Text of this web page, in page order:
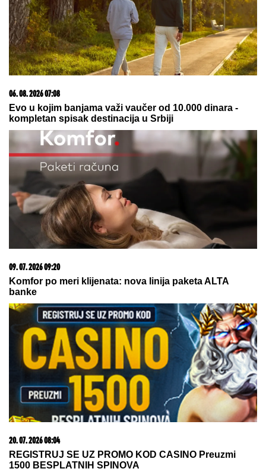
"TO MU JE MOJ POKLON ZA SVADBU"Jovana
Jeremić brutalno o Draganovoj veridbi, DETALJIMA
VENČANJA SA TIGROM, žestoko preti:"Nisam ušla
u pekaru da pravim kiflice" (VIDEO)
(VIDEO) MILENA KAČAVENDA U
PROVODU SA SINOMOn izgleda kao
maneken, a ona u dugoj haljini sa
kristalima - Napustila Srbiju, evo
kako provodi vreme po izlasku iz
"Elite 9"